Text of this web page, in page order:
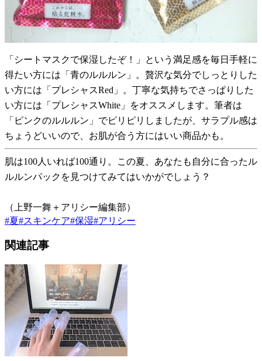
「シートマスクで保湿したぞ！」という満足感を毎日手軽に
得たい方には「青のルルルン」。贅沢な気分でしっとりした
い方には「プレシャスRed」。丁寧な気持ちでさっぱりした
い方には「プレシャスWhite」をオススメします。筆者は
「ピンクのルルルン」でピリピリしましたが、サラプル感は
ちょうどいいので、お肌が合う方にはいい商品かも。
肌は100人いれば100通り。この夏、あなたも自分に合ったル
ルルンパックを見つけてみてはいかがでしょう？
（上野一舞＋アリシー編集部）
#夏#スキンケア#保湿#アリシー
関連記事